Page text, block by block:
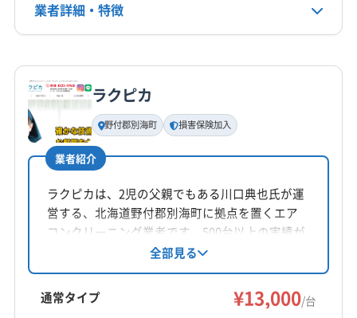
業者詳細・特徴
基本情報
代表者名
工藤
所在地
北海道釧路郡釧路町字別保原野25 線61 番地115
対応地域
根室市 帯広市
釧路郡釧路町
厚岸郡厚岸町
厚岸郡浜中町
広尾郡広尾町
十勝郡浦幌町
ラクピカ
野付郡別海町 損害保険加入
業者紹介
ラクピカは、2児の父親でもある川口典也氏が運
営する、北海道野付郡別海町に拠点を置くエア
コンクリーニング業者です。500台以上の実績が
あり、損害保険にも加入済み。土日祝日も対応
し、防カビ・抗菌コーティングも提供していま
す。複数台割引あり。丁寧な説明と安心価格
で、地元に根付いたアットホームなサービスを
全部見る
通常タイプ ¥13,000/台